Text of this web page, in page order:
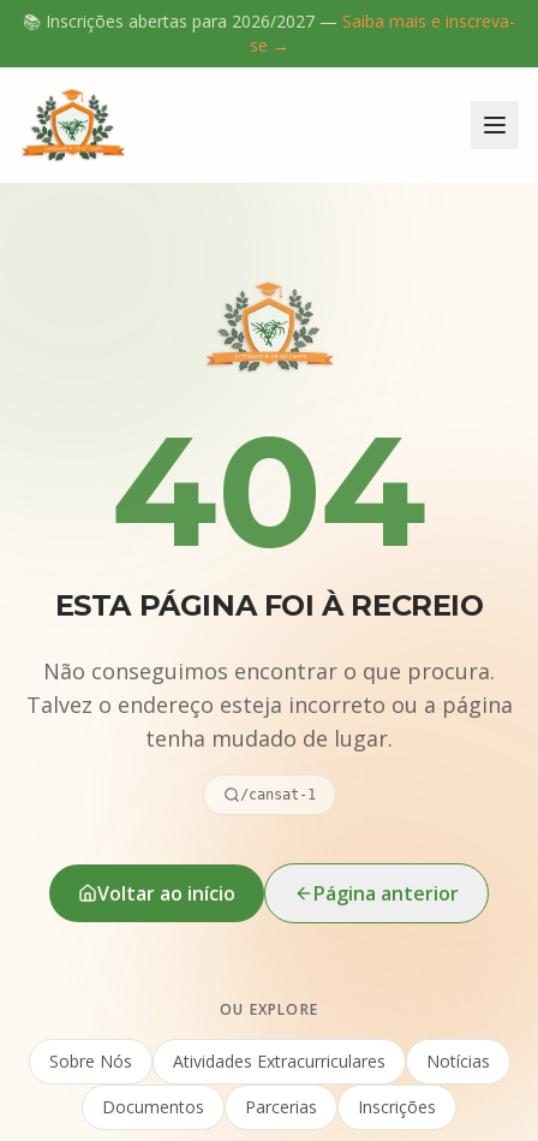
📚 Inscrições abertas para 2026/2027 — Saiba mais e inscreva-
se →
404
ESTA PÁGINA FOI À RECREIO
Não conseguimos encontrar o que procura.
Talvez o endereço esteja incorreto ou a página
tenha mudado de lugar.
/cansat-1
Voltar ao início Página anterior
OU EXPLORE
Sobre Nós Atividades Extracurriculares
Notícias
Documentos
Parcerias Inscrições